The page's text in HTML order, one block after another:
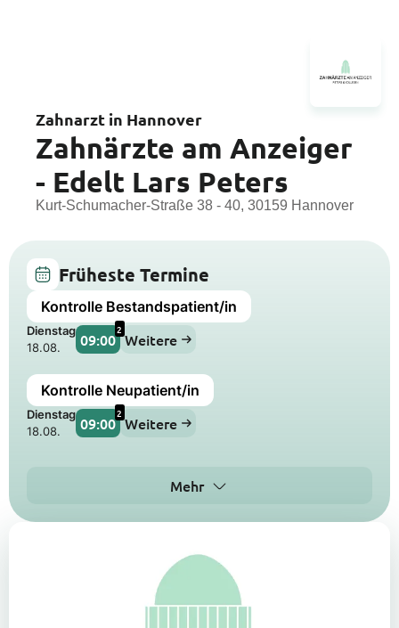
Zahnarzt in Hannover
Zahnärzte am Anzeiger
- Edelt Lars Peters
Kurt-Schumacher-Straße 38 - 40, 30159 Hannover
Früheste Termine
Kontrolle Bestandspatient/in
Dienstag
18.08.
09:00
2
Weitere
Kontrolle Neupatient/in
Dienstag
18.08.
09:00
2
Weitere
Mehr